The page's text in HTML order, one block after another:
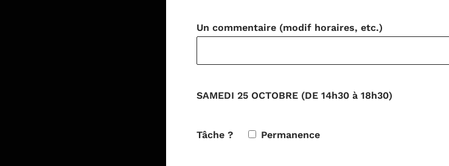
Un commentaire (modif horaires, etc.)
SAMEDI 25 OCTOBRE (DE 14h30 à 18h30)
Tâche ? Permanence